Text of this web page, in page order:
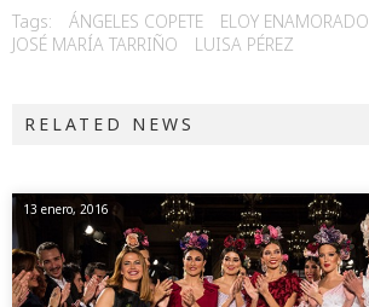
Tags: ÁNGELES COPETE ELOY ENAMORADO
JOSÉ MARÍA TARRIÑO
LUISA PÉREZ
RELATED NEWS
13 enero, 2016